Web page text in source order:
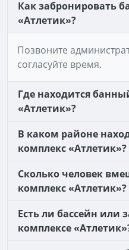
Как забронировать
«Атлетик»?
Позвоните
согласуйте время.
Где находится
«Атлетик»?
В каком районе
комплекс «Атлетик»?
Сколько человек
комплекс «Атлетик»?
Есть ли бассейн или
комплексе